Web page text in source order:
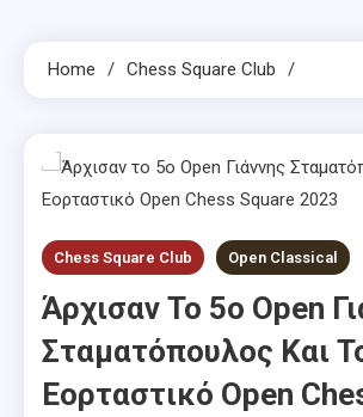
Home Chess Square Club
Chess Square Club Open Classical
Άρχισαν Το 5ο Open
Σταματόπουλος Και
Εορταστικό Open